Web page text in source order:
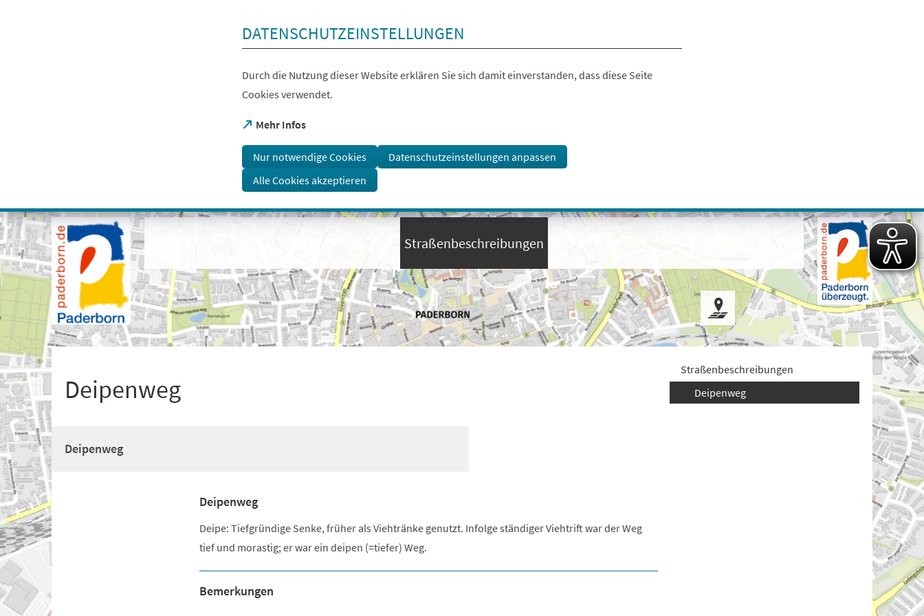
Visuelle
Assistenzsoftware
öffnen.
Mit
der
Tastatur
erreichbar
über
+
DATENSCHUTZEINSTELLUNGEN
Durch die Nutzung dieser Website erklären Sie sich damit einverstanden, dass diese Seite
Cookies verwendet.
Mehr Infos
(Öffnet
einem
neuen
Tab)
Nur notwendige Cookies
Datenschutzeinstellungen anpassen
Alle Cookies akzeptieren
Straßenbeschreibungen
Deipenweg
Deipenweg
Deipenweg
Deipe: Tiefgründige Senke, früher als Viehtränke genutzt. Infolge ständiger Viehtrift war der Weg
tief und morastig; er war ein deipen (=tiefer) Weg.
Bemerkungen
Straßenbeschreibungen
Deipenweg